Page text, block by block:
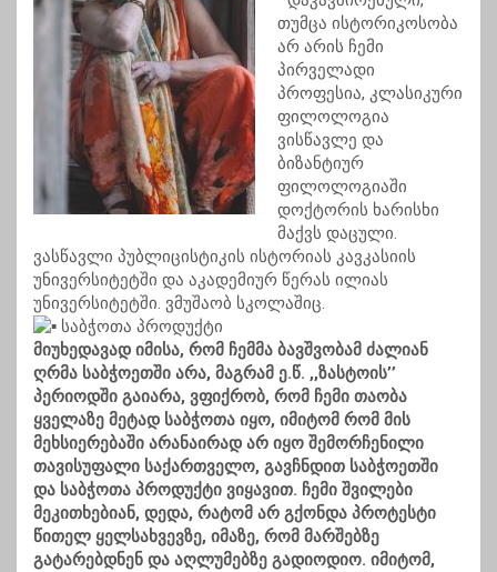
თუმცა ისტორიკოსობა
არ არის ჩემი
პირველადი
პროფესია, კლასიკური
ფილოლოგია
ვისწავლე და
ბიზანტიურ
ფილოლოგიაში
დოქტორის ხარისხი
მაქვს დაცული.
ვასწავლი პუბლიცისტიკის ისტორიას კავკასიის
უნივერსიტეტში და აკადემიურ წერას ილიას
უნივერსიტეტში. ვმუშაობ სკოლაშიც.
საბჭოთა პროდუქტი
მიუხედავად იმისა, რომ ჩემმა ბავშვობამ ძალიან
ღრმა საბჭოეთში არა, მაგრამ ე.წ. ,,ზასტოის’’
პერიოდში გაიარა, ვფიქრობ, რომ ჩემი თაობა
ყველაზე მეტად საბჭოთა იყო, იმიტომ რომ მის
მეხსიერებაში არანაირად არ იყო შემორჩენილი
თავისუფალი საქართველო, გავჩნდით საბჭოეთში
და საბჭოთა პროდუქტი ვიყავით. ჩემი შვილები
მეკითხებიან, დედა, რატომ არ გქონდა პროტესტი
წითელ ყელსახვევზე, იმაზე, რომ მარშებზე
გატარებდნენ და აღლუმებზე გადიოდიო. იმიტომ,